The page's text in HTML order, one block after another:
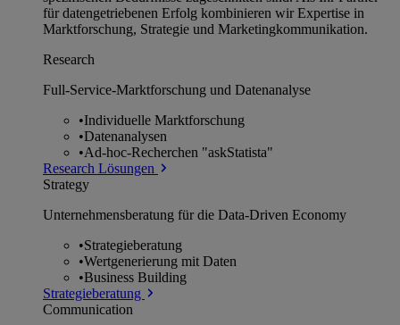
für datengetriebenen Erfolg kombinieren wir Expertise in
Marktforschung, Strategie und Marketingkommunikation.
Research
Full-Service-Marktforschung und Datenanalyse
•Individuelle Marktforschung
•Datenanalysen
•Ad-hoc-Recherchen "askStatista"
Research Lösungen
Strategy
Unternehmens­beratung für die Data-Driven Economy
•Strategieberatung
•Wertgenerierung mit Daten
•Business Building
Strategieberatung
Communication